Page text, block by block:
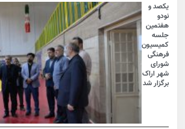
یکصد و
نودو
هفتمین
جلسه
کمیسیون
فرهنگی
شورای
شهر اراک
برگزار شد